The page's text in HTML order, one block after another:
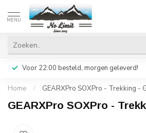
MENU
Voor 22:00 besteld, morgen geleverd!
Home / GEARXPro SOXPro - Trekking -
GEARXPro SOXPro -